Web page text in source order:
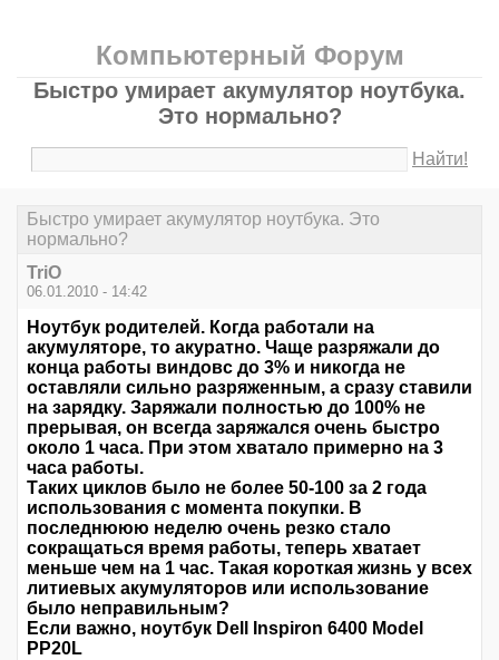
Компьютерный Форум
Быстро умирает акумулятор ноутбука.
Это нормально?
Найти!
Быстро умирает акумулятор ноутбука. Это
нормально?
TriO
06.01.2010 - 14:42
Ноутбук родителей. Когда работали на
акумуляторе, то акуратно. Чаще разряжали до
конца работы виндовс до 3% и никогда не
оставляли сильно разряженным, а сразу ставили
на зарядку. Заряжали полностью до 100% не
прерывая, он всегда заряжался очень быстро
около 1 часа. При этом хватало примерно на 3
часа работы.
Таких циклов было не более 50-100 за 2 года
использования с момента покупки. В
последнююю неделю очень резко стало
сокращаться время работы, теперь хватает
меньше чем на 1 час. Такая короткая жизнь у всех
литиевых акумуляторов или использование
было неправильным?
Если важно, ноутбук Dell Inspiron 6400 Model
PP20L